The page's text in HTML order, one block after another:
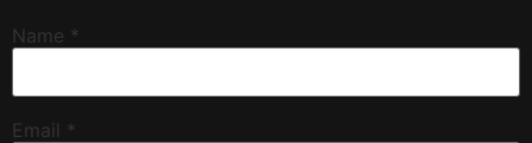
Name *
Email *